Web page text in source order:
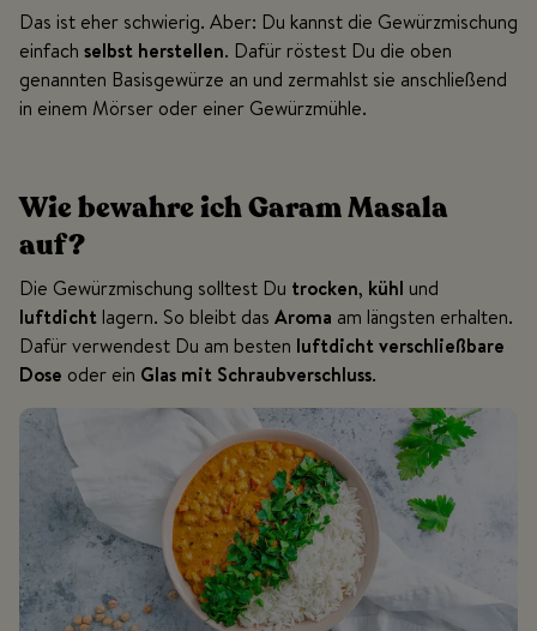
Das ist eher schwierig. Aber: Du kannst die Gewürzmischung
einfach selbst herstellen. Dafür röstest Du die oben
genannten Basisgewürze an und zermahlst sie anschließend
in einem Mörser oder einer Gewürzmühle.
Wie bewahre ich Garam Masala
auf?
Die Gewürzmischung solltest Du trocken, kühl und
luftdicht lagern. So bleibt das Aroma am längsten erhalten.
Dafür verwendest Du am besten luftdicht verschließbare
Dose oder ein Glas mit Schraubverschluss.